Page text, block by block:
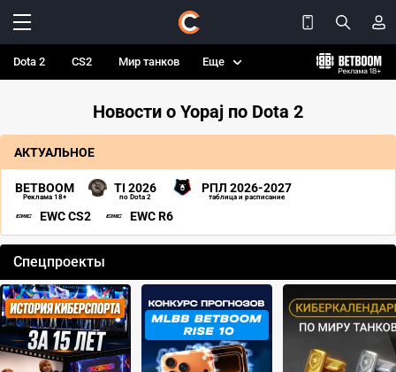
Dota 2 CS2 Мир танков Еще
Новости о Yopaj по Dota 2
АКТУАЛЬНОЕ
BETBOOM
Реклама 18+
TI 2026
по Dota 2
РПЛ 2026-2027
таблица и расписание
EWC CS2 EWC R6
Спецпроекты